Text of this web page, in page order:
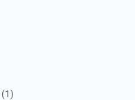
(1)